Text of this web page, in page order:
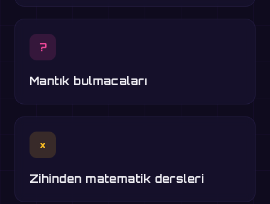
?
Mantık bulmacaları
×
Zihinden matematik dersleri